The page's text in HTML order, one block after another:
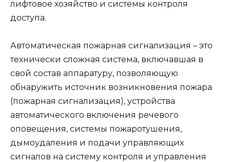
лифтовое хозяйство и системы контроля
доступа.
Автоматическая пожарная сигнализация – это
технически сложная система, включавшая в
свой состав аппаратуру, позволяющую
обнаружить источник возникновения пожара
(пожарная сигнализация), устройства
автоматического включения речевого
оповещения, системы пожаротушения,
дымоудаления и подачи управляющих
сигналов на систему контроля и управления